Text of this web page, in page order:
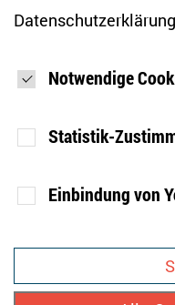
Kriegsbedingte
BlueskyLinkedin
IMPRESSUM
Datenschutzerklärung
Notwendige
auch
Statistik-
Einbindung von